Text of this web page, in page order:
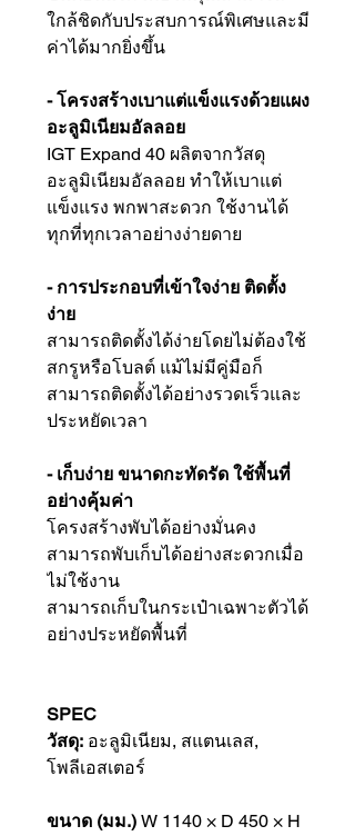
ใกล้ชิดกับประสบการณ์พิเศษและมี
ค่าได้มากยิ่งขึ้น
- โครงสร้างเบาแต่แข็งแรงด้วยแผง
อะลูมิเนียมอัลลอย
IGT Expand 40 ผลิตจากวัสดุ
อะลูมิเนียมอัลลอย ทำให้เบาแต่
แข็งแรง พกพาสะดวก ใช้งานได้
ทุกที่ทุกเวลาอย่างง่ายดาย
- การประกอบที่เข้าใจง่าย ติดตั้ง
ง่าย
สามารถติดตั้งได้ง่ายโดยไม่ต้องใช้
สกรูหรือโบลต์ แม้ไม่มีคู่มือก็
สามารถติดตั้งได้อย่างรวดเร็วและ
ประหยัดเวลา
- เก็บง่าย ขนาดกะทัดรัด ใช้พื้นที่
อย่างคุ้มค่า
โครงสร้างพับได้อย่างมั่นคง
สามารถพับเก็บได้อย่างสะดวกเมื่อ
ไม่ใช้งาน
สามารถเก็บในกระเป๋าเฉพาะตัวได้
อย่างประหยัดพื้นที่
SPEC
วัสดุ:​​​​​​ อะลูมิเนียม, สแตนเลส,
โพลีเอสเตอร์
ขนาด (มม.) W 1140 × D 450 × H